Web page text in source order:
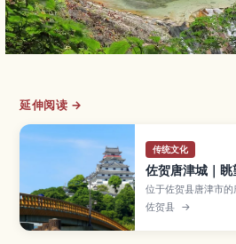
延伸阅读 →
传统文化
佐贺唐津城｜
位于佐贺县唐津市
俯瞰唐津湾和著名的
性的海景古城。文章
叶季节的迷人风光
佐贺县 →